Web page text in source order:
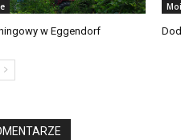
w Eggendorf